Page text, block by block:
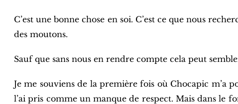
C’est une bonne chose en soi. C’est ce que nous
des moutons.
Sauf que sans nous en rendre compte cela peut
Je me souviens de la première fois où Chocapic m’a
l’ai pris comme un manque de respect. Mais dans le